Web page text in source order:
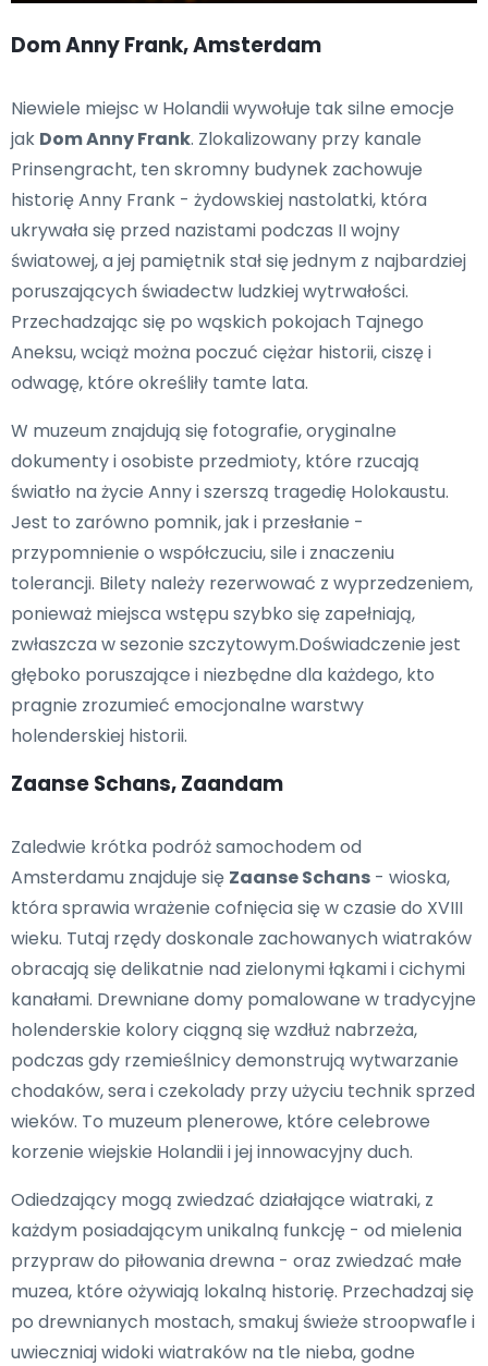
Dom Anny Frank, Amsterdam
Niewiele miejsc w Holandii wywołuje tak silne emocje
jak Dom Anny Frank. Zlokalizowany przy kanale
Prinsengracht, ten skromny budynek zachowuje
historię Anny Frank - żydowskiej nastolatki, która
ukrywała się przed nazistami podczas II wojny
światowej, a jej pamiętnik stał się jednym z najbardziej
poruszających świadectw ludzkiej wytrwałości.
Przechadzając się po wąskich pokojach Tajnego
Aneksu, wciąż można poczuć ciężar historii, ciszę i
odwagę, które określiły tamte lata.
W muzeum znajdują się fotografie, oryginalne
dokumenty i osobiste przedmioty, które rzucają
światło na życie Anny i szerszą tragedię Holokaustu.
Jest to zarówno pomnik, jak i przesłanie -
przypomnienie o współczuciu, sile i znaczeniu
tolerancji. Bilety należy rezerwować z wyprzedzeniem,
ponieważ miejsca wstępu szybko się zapełniają,
zwłaszcza w sezonie szczytowym.Doświadczenie jest
głęboko poruszające i niezbędne dla każdego, kto
pragnie zrozumieć emocjonalne warstwy
holenderskiej historii.
Zaanse Schans, Zaandam
Zaledwie krótka podróż samochodem od
Amsterdamu znajduje się Zaanse Schans - wioska,
która sprawia wrażenie cofnięcia się w czasie do XVIII
wieku. Tutaj rzędy doskonale zachowanych wiatraków
obracają się delikatnie nad zielonymi łąkami i cichymi
kanałami. Drewniane domy pomalowane w tradycyjne
holenderskie kolory ciągną się wzdłuż nabrzeża,
podczas gdy rzemieślnicy demonstrują wytwarzanie
chodaków, sera i czekolady przy użyciu technik sprzed
wieków. To muzeum plenerowe, które celebrowe
korzenie wiejskie Holandii i jej innowacyjny duch.
Odiedzający mogą zwiedzać działające wiatraki, z
każdym posiadającym unikalną funkcję - od mielenia
przypraw do piłowania drewna - oraz zwiedzać małe
muzea, które ożywiają lokalną historię. Przechadzaj się
po drewnianych mostach, smakuj świeże stroopwafle i
uwieczniaj widoki wiatraków na tle nieba, godne